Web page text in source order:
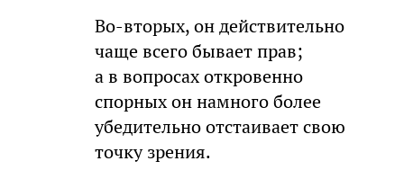
Во-вторых, он действительно
чаще всего бывает прав;
а в вопросах откровенно
спорных он намного более
убедительно отстаивает свою
точку зрения.